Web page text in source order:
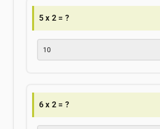
5 x 2 = ?
10
6 x 2 = ?